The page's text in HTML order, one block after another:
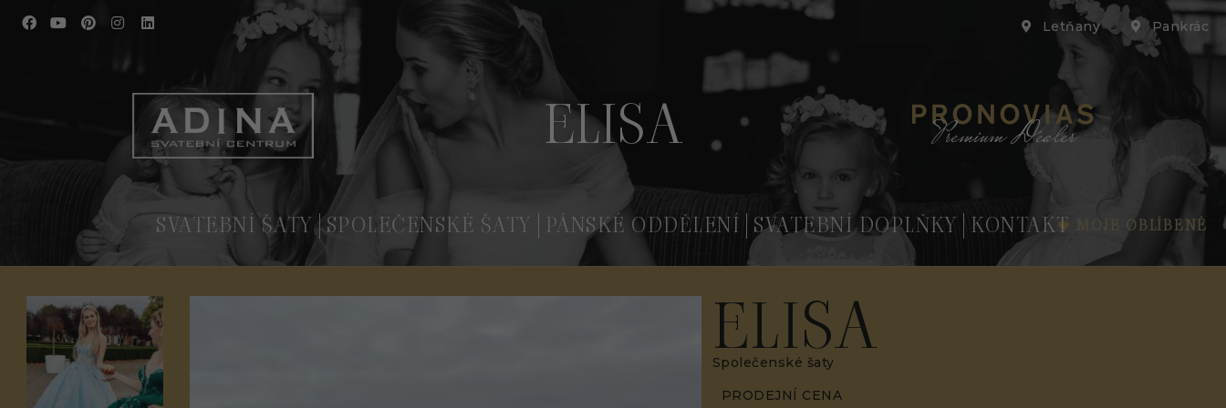
Letňany Pankrác
ELISA Premium Dealer
SVATEBNÍ ŠATY SPOLEČENSKÉ ŠATY PÁNSKÉ ODDĚLENÍ SVATEBNÍ DOPLŇKY KONTAKT MOJE OBLÍBENÉ
ELISA
Společenské šaty
PRODEJNÍ CENA